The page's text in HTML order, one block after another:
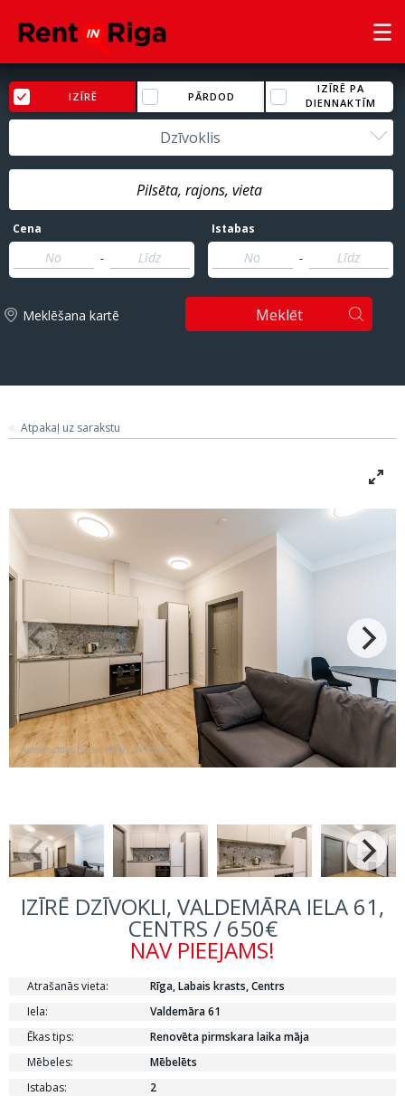
IZĪRĒ PĀRDOD
IZĪRĒ PA
DIENNAKTĪM
Dzīvoklis
Cena
-
Istabas
-
Meklēšana kartē Meklēt
Atpakaļ uz sarakstu
IZĪRĒ DZĪVOKLI, VALDEMĀRA IELA 61,
CENTRS / 650€
NAV PIEEJAMS!
Atrašanās vieta:
Rīga, Labais krasts, Centrs
Iela:
Valdemāra 61
Ēkas tips:
Renovēta pirmskara laika māja
Mēbeles:
Mēbelēts
Istabas:
2